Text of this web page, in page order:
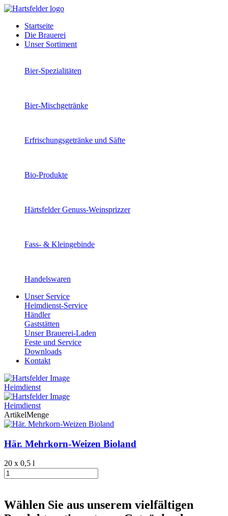
Startseite
Die Brauerei
Unser Sortiment
Bier-Spezialitäten
Bier-Mischgetränke
Erfrischungsgetränke und Säfte
Bio-Produkte
Härtsfelder Genuss-Weinsprizzer
Fass- & Kleingebinde
Handelswaren
Unser Service
Heimdienst-Service
Händler
Gaststätten
Unser Brauerei-Laden
Feste und Service
Downloads
Kontakt
Heimdienst
Heimdienst
ArtikelMenge
Här. Mehrkorn-Weizen Bioland
20 x 0,5 l
Wählen Sie aus unserem vielfältigen